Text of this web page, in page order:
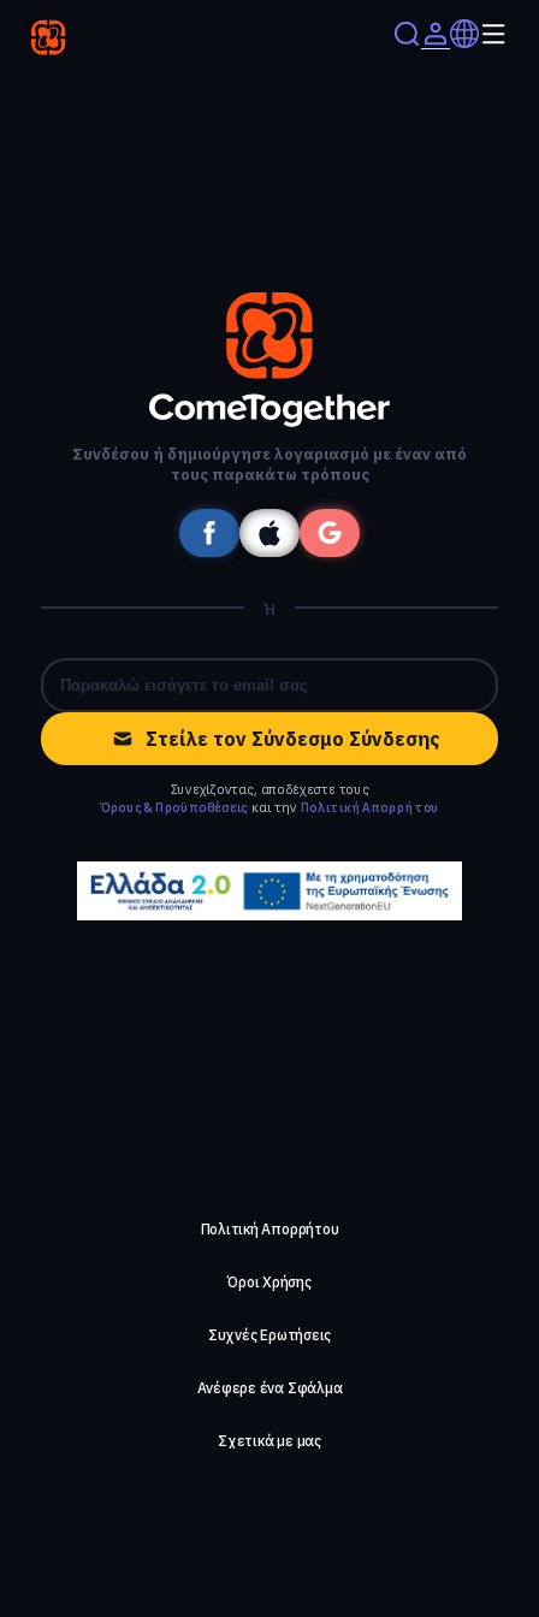
Συνδέσου ή δημιούργησε λογαριασμό με έναν από
τους παρακάτω τρόπους
Ή
Στείλε τον Σύνδεσμο Σύνδεσης
Συνεχίζοντας, αποδέχεστε τους
Όρους & Προϋποθέσεις και την Πολιτική Απορρήτου
Πολιτική Απορρήτου
Όροι Χρήσης
Συχνές Ερωτήσεις
Ανέφερε ένα Σφάλμα
Σχετικά με μας